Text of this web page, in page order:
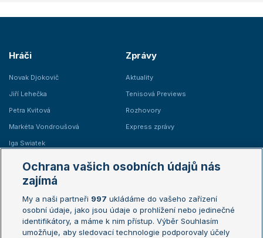
Hráči
Novak Djokovič
Jiří Lehečka
Petra Kvitová
Markéta Vondroušová
Iga Swiatek
Zprávy
Aktuality
Tenisová Previews
Rozhovory
Express zprávy
Žebříčky
Žebříček ATP (muži)
Žebříček WTA (ženy)
Sázkařský žebříček
Australian Open
French Open
Wimbledon
Ochrana vašich osobních údajů nás
zajímá
My a naši partneři 997 ukládáme do vašeho zařízení
osobní údaje, jako jsou údaje o prohlížení nebo jedinečné
identifikátory, a máme k nim přístup. Výběr Souhlasím
umožňuje, aby sledovací technologie podporovaly účely